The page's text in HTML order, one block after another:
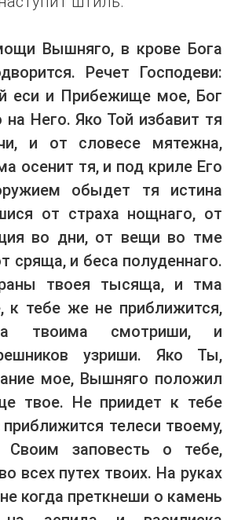
Вышняго, в крове Бога
Речет Господеви:
еси и Прибежище мое, Бог
Него. Яко Той избавит тя
и от словесе мятежна,
осенит тя, и под криле Его
обыдет тя истина
от страха нощнаго, от
во дни, от вещи во тме
сряща, и беса полуденнаго.
твоея тысяща, и тма
к тебе же не приближится,
твоима смотриши, и
узриши. Яко Ты,
мое, Вышняго положил
твое. Не приидет к тебе
телеси твоему,
Своим заповесть о тебе,
всех путех твоих. На руках
когда преткнеши о камень